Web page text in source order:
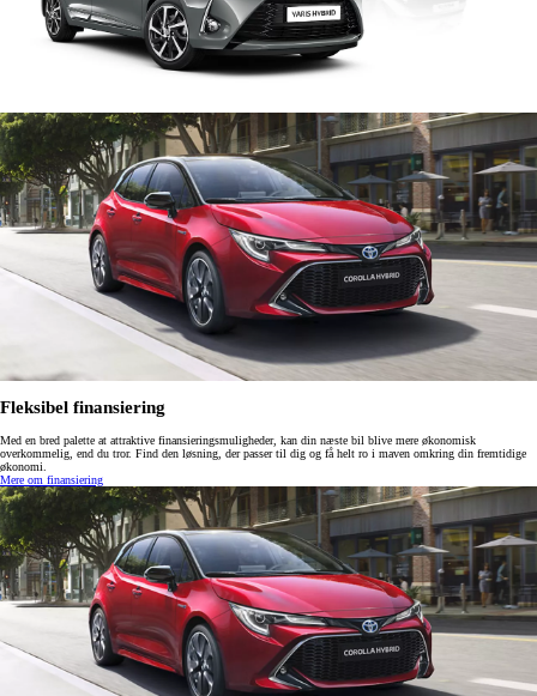
Fleksibel finansiering
Med en bred palette at attraktive finansieringsmuligheder, kan din næste bil blive mere økonomisk
overkommelig, end du tror. Find den løsning, der passer til dig og få helt ro i maven omkring din fremtidige
økonomi.
Mere om finansiering